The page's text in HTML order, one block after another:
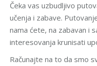
Čeka vas uzbudljivo
učenja i zabave.
nama ćete, na zabavan i
interesovanja krunisati
Računajte na to da smo